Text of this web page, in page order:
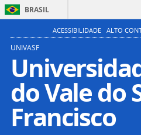
BRASIL
ACESSIBILIDADE ALTO
UNIVASF
do Vale do
Francisco